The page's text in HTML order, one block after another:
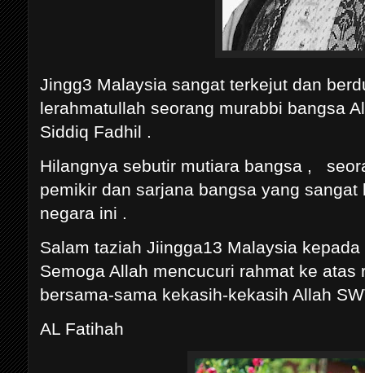
Jingg3 Malaysia sangat terkejut dan
lerahmatullah seorang murabbi bangsa
Siddiq Fadhil .
Hilangnya sebutir mutiara bangsa ,
pemikir dan sarjana bangsa yang
negara ini .
Salam taziah Jiingga13 Malaysia
Semoga Allah mencucuri rahmat ke
bersama-sama kekasih-kekasih Allah
AL Fatihah